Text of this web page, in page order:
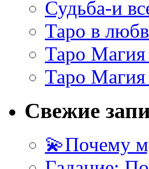
Судьба-и
Таро в
Таро
Таро
Свежие
💫Почему